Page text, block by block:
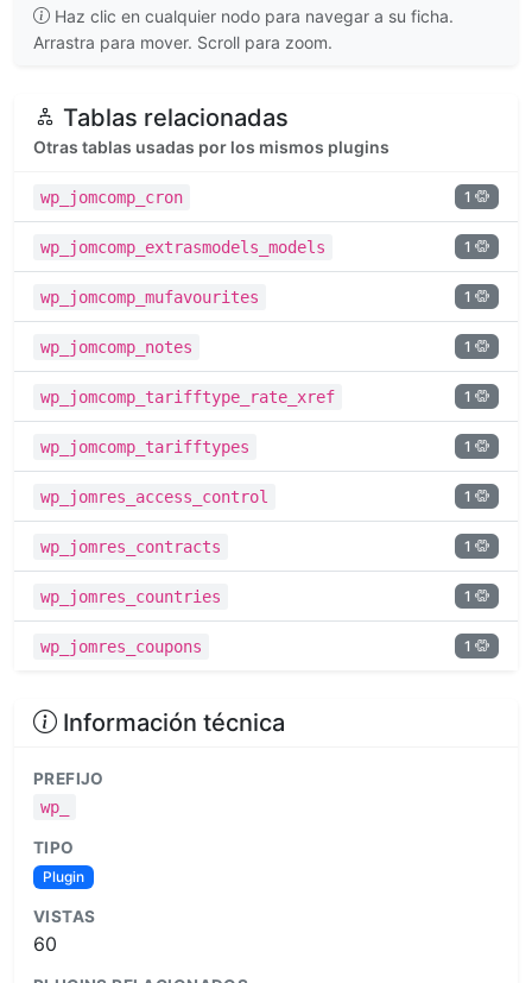
Haz clic en cualquier nodo para navegar a su ficha.
Arrastra para mover. Scroll para zoom.
Tablas relacionadas
Otras tablas usadas por los mismos plugins
wp_jomcomp_cron 1
wp_jomcomp_extrasmodels_models 1
wp_jomcomp_mufavourites 1
wp_jomcomp_notes 1
wp_jomcomp_tarifftype_rate_xref 1
wp_jomcomp_tarifftypes 1
wp_jomres_access_control 1
wp_jomres_contracts 1
wp_jomres_countries 1
wp_jomres_coupons 1
Información técnica
PREFIJO
wp_
TIPO
Plugin
VISTAS
60